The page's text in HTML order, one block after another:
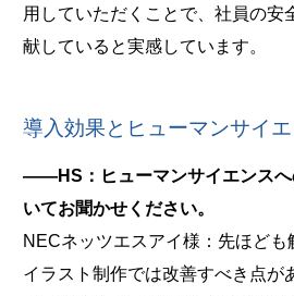
用していただくことで、社員の安
献していると実感しています。
導入効果とヒューマンサイ
――HS：ヒューマンサイエンスへ
いてお聞かせください。
NECネッツエスアイ様：先ほど
イラスト制作では改善すべき点が